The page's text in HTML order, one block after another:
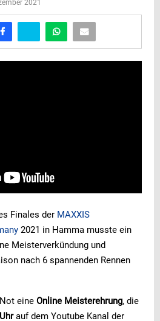
2021
Finales der MAXXIS
2021 in Hamma musste ein
Meisterverkündung und
nach 6 spannenden Rennen
eine Online Meisterehrung, die
auf dem Youtube Kanal der